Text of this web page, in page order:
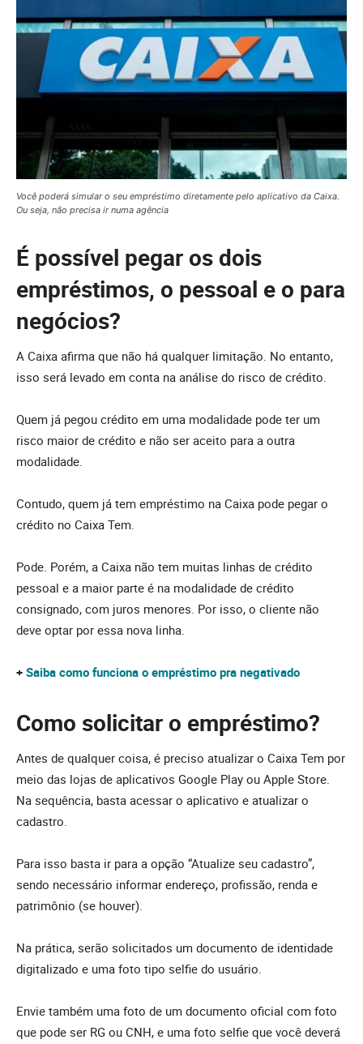
Você poderá simular o seu empréstimo diretamente pelo aplicativo da Caixa.
Ou seja, não precisa ir numa agência
É possível pegar os dois
empréstimos, o pessoal e o para
negócios?
A Caixa afirma que não há qualquer limitação. No entanto,
isso será levado em conta na análise do risco de crédito.
Quem já pegou crédito em uma modalidade pode ter um
risco maior de crédito e não ser aceito para a outra
modalidade.
Contudo, quem já tem empréstimo na Caixa pode pegar o
crédito no Caixa Tem.
Pode. Porém, a Caixa não tem muitas linhas de crédito
pessoal e a maior parte é na modalidade de crédito
consignado, com juros menores. Por isso, o cliente não
deve optar por essa nova linha.
+ Saiba como funciona o empréstimo pra negativado
Como solicitar o empréstimo?
Antes de qualquer coisa, é preciso atualizar o Caixa Tem por
meio das lojas de aplicativos Google Play ou Apple Store.
Na sequência, basta acessar o aplicativo e atualizar o
cadastro.
Para isso basta ir para a opção “Atualize seu cadastro”,
sendo necessário informar endereço, profissão, renda e
patrimônio (se houver).
Na prática, serão solicitados um documento de identidade
digitalizado e uma foto tipo selfie do usuário.
Envie também uma foto de um documento oficial com foto
que pode ser RG ou CNH, e uma foto selfie que você deverá